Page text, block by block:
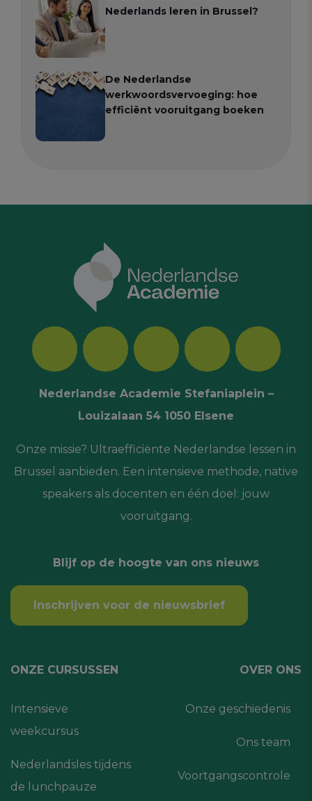
Nederlands leren in Brussel?
De Nederlandse
werkwoordsvervoeging: hoe
efficiënt vooruitgang boeken
Nederlandse Academie Stefaniaplein –
Louizalaan 54 1050 Elsene
Onze missie? Ultraefficiënte Nederlandse lessen in
Brussel aanbieden. Een intensieve methode, native
speakers als docenten en één doel: jouw
vooruitgang.
Blijf op de hoogte van ons nieuws
Inschrijven voor de nieuwsbrief
ONZE CURSUSSEN
Intensieve
weekcursus
Nederlandsles tijdens
de lunchpauze
OVER ONS
Onze geschiedenis
Ons team
Voortgangscontrole